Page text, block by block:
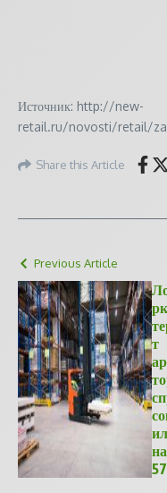
Источник: http://new-
retail.ru/novosti/retail/
Share this Article
Previous Article
т
на